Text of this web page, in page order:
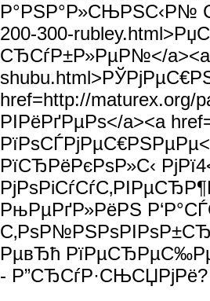
Р°РЅР°Р»СЊРЅС‹Р№
200-300-
СЂСѓР±Р»РµР№</a><a
href=http://
РІРёРґРµРѕ</a><a
РїСЂРёРєРѕР»С‹
РњРµРґР»РёРЅ
РµвЂћ
-